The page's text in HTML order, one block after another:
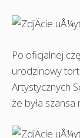
Po oficjalnej
urodzinowy
Artystycznych
że była szansa